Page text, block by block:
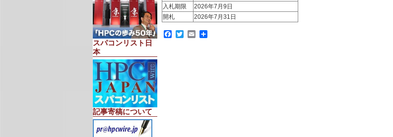
スパコンリスト日
本
記事寄稿について
入札期限
2026年7月9日
開札
2026年7月31日
Facebook
TwitterEmail
共